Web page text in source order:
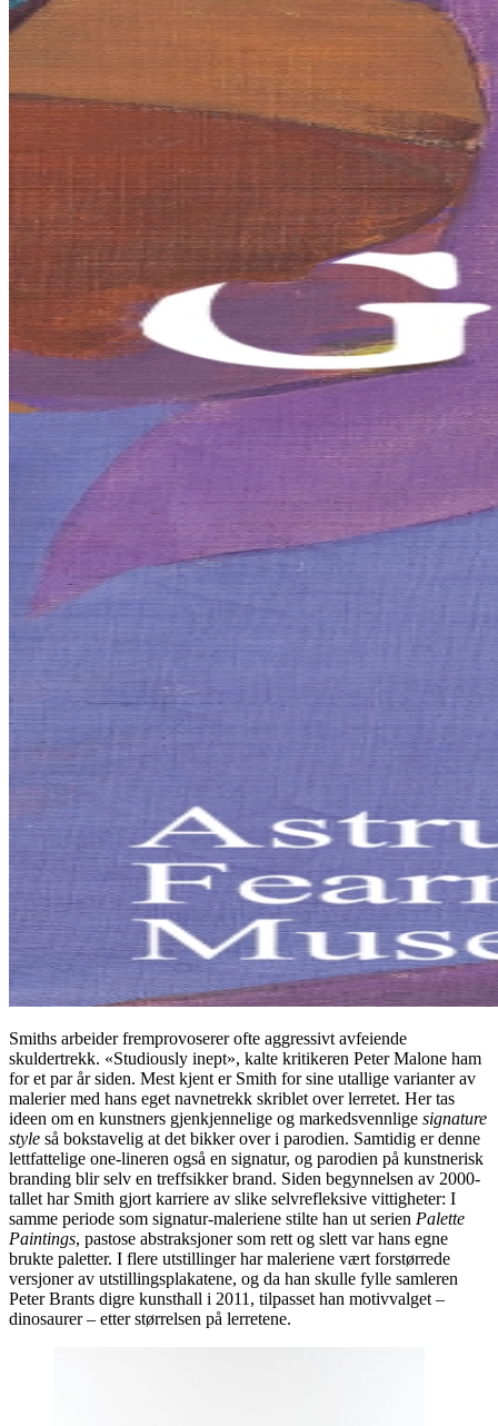
Smiths arbeider fremprovoserer ofte aggressivt avfeiende
skuldertrekk. «Studiously inept», kalte kritikeren Peter Malone ham
for et par år siden. Mest kjent er Smith for sine utallige varianter av
malerier med hans eget navnetrekk skriblet over lerretet. Her tas
ideen om en kunstners gjenkjennelige og markedsvennlige signature
style så bokstavelig at det bikker over i parodien. Samtidig er denne
lettfattelige one-lineren også en signatur, og parodien på kunstnerisk
branding blir selv en treffsikker brand. Siden begynnelsen av 2000-
tallet har Smith gjort karriere av slike selvrefleksive vittigheter: I
samme periode som signatur-maleriene stilte han ut serien Palette
Paintings, pastose abstraksjoner som rett og slett var hans egne
brukte paletter. I flere utstillinger har maleriene vært forstørrede
versjoner av utstillingsplakatene, og da han skulle fylle samleren
Peter Brants digre kunsthall i 2011, tilpasset han motivvalget –
dinosaurer – etter størrelsen på lerretene.